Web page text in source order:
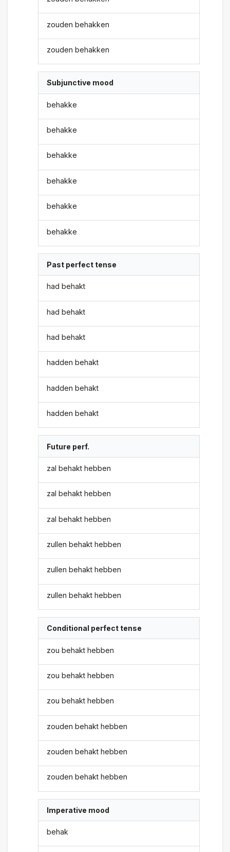
zouden behakken
zouden behakken
Subjunctive mood
behakke
behakke
behakke
behakke
behakke
behakke
Past perfect tense
had behakt
had behakt
had behakt
hadden behakt
hadden behakt
hadden behakt
Future perf.
zal behakt hebben
zal behakt hebben
zal behakt hebben
zullen behakt hebben
zullen behakt hebben
zullen behakt hebben
Conditional perfect tense
zou behakt hebben
zou behakt hebben
zou behakt hebben
zouden behakt hebben
zouden behakt hebben
zouden behakt hebben
Imperative mood
behak